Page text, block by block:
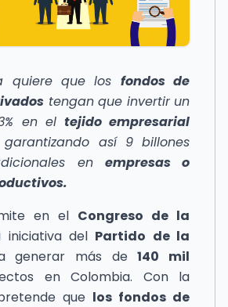
quiere que los fondos de
tengan que invertir un
en el tejido empresarial
así 9 billones
en empresas o
en el Congreso de la
iniciativa del Partido de la
generar más de140 mil
en Colombia. Con la
que los fondos de